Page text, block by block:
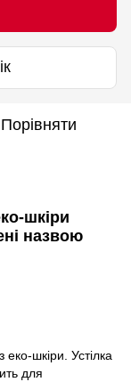
Порівняти
шкіри
назвою
шкіри. Устілка
для